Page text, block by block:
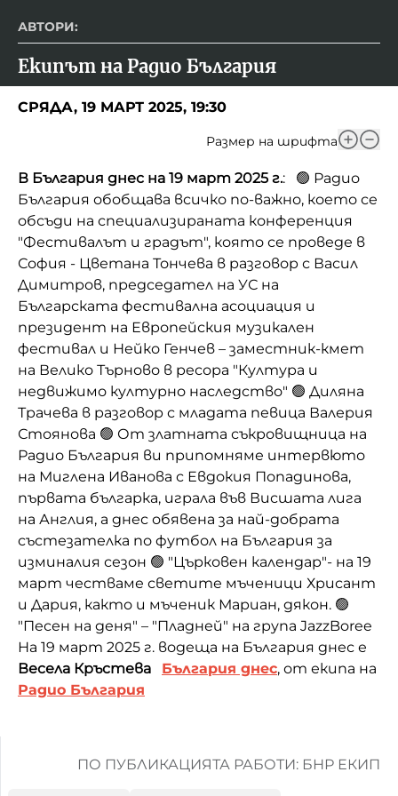
АВТОРИ:
Екипът на Радио България
СРЯДА, 19 МАРТ 2025, 19:30
Размер на шрифта
В България днес на 19 март 2025 г.: 🟢 Радио
България обобщава всичко по-важно, което се
обсъди на специализираната конференция
"Фестивалът и градът", която се проведе в
София - Цветана Тончева в разговор с Васил
Димитров, председател на УС на
Българската фестивална асоциация и
президент на Европейския музикален
фестивал и Нейко Генчев – заместник-кмет
на Велико Търново в ресора "Култура и
недвижимо културно наследство" 🟢 Диляна
Трачева в разговор с младата певица Валерия
Стоянова 🟢 От златната съкровищница на
Радио България ви припомняме интервюто
на Миглена Иванова с Евдокия Попадинова,
първата българка, играла във Висшата лига
на Англия, а днес обявена за най-добрата
състезателка по футбол на България за
изминалия сезон 🟢 "Църковен календар"- на 19
март честваме светите мъченици Хрисант
и Дария, както и мъченик Мариан, дякон. 🟢
"Песен на деня" – "Пладней" на група JazzBoree
На 19 март 2025 г. водеща на България днес е
Весела Кръстева
България днес, от екипа на
Радио България
ПО ПУБЛИКАЦИЯТА РАБОТИ: БНР ЕКИП